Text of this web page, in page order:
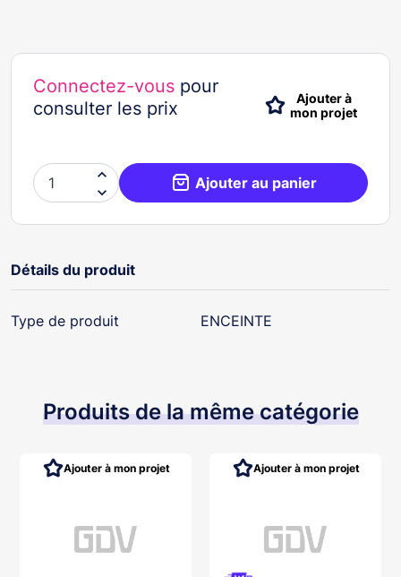
Connectez-vous pour
consulter les prix
Ajouter à
mon projet

 Ajouter au panier
Détails du produit
Type de produit ENCEINTE
Produits de la même catégorie
Ajouter à mon projet Ajouter à mon projet